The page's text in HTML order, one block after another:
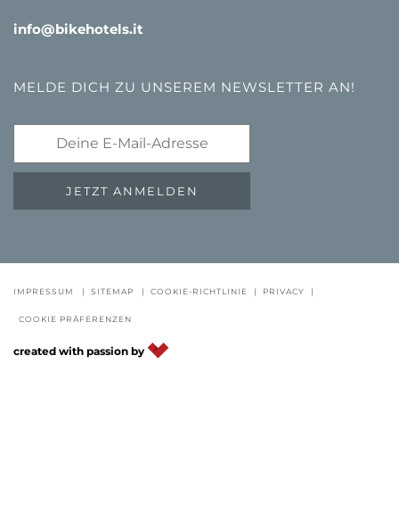
GUTSCHEINE FAQ - QUALITÄTSGARANTIE
info@bikehotels.it
MELDE DICH ZU UNSEREM NEWSLETTER AN!
JETZT ANMELDEN
IMPRESSUM | SITEMAP | COOKIE-RICHTLINIE | PRIVACY |
COOKIE PRÄFERENZEN
created with passion by